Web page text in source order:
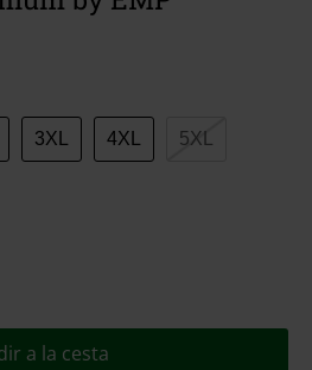
3XL 4XL 5XL
a la cesta